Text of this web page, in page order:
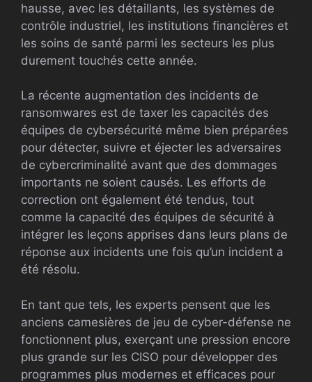
hausse, avec les détaillants, les systèmes de
contrôle industriel, les institutions financières et
les soins de santé parmi les secteurs les plus
durement touchés cette année.
La récente augmentation des incidents de
ransomwares est de taxer les capacités des
équipes de cybersécurité même bien préparées
pour détecter, suivre et éjecter les adversaires
de cybercriminalité avant que des dommages
importants ne soient causés. Les efforts de
correction ont également été tendus, tout
comme la capacité des équipes de sécurité à
intégrer les leçons apprises dans leurs plans de
réponse aux incidents une fois qu’un incident a
été résolu.
En tant que tels, les experts pensent que les
anciens camesières de jeu de cyber-défense ne
fonctionnent plus, exerçant une pression encore
plus grande sur les CISO pour développer des
programmes plus modernes et efficaces pour